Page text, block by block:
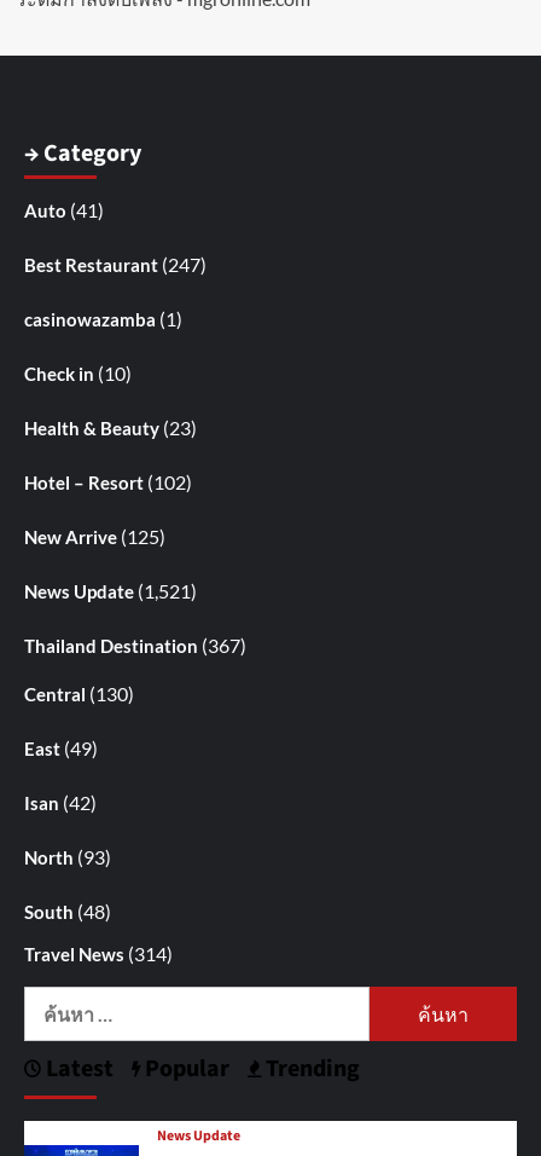
→ Category
Auto (41)
Best Restaurant (247)
casinowazamba (1)
Check in (10)
Health & Beauty (23)
Hotel – Resort (102)
New Arrive (125)
News Update (1,521)
Thailand Destination (367)
Central (130)
East (49)
Isan (42)
North (93)
South (48)
Travel News (314)
ค้นหา
Latest Popular Trending
News Update